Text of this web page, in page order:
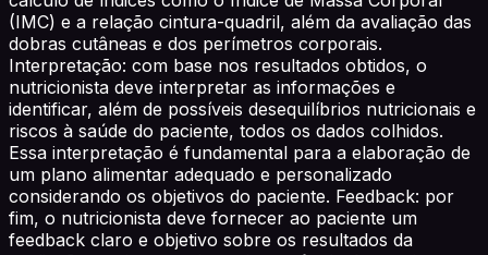
(IMC) e a relação cintura-quadril, além da avaliação das
dobras cutâneas e dos perímetros corporais.
Interpretação: com base nos resultados obtidos, o
nutricionista deve interpretar as informações e
identificar, além de possíveis desequilíbrios nutricionais e
riscos à saúde do paciente, todos os dados colhidos.
Essa interpretação é fundamental para a elaboração de
um plano alimentar adequado e personalizado
considerando os objetivos do paciente. Feedback: por
fim, o nutricionista deve fornecer ao paciente um
feedback claro e objetivo sobre os resultados da